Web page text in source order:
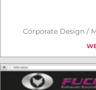
Corporate Design /